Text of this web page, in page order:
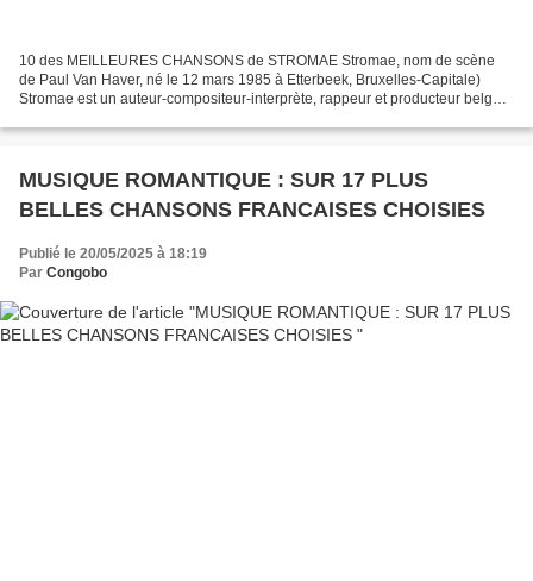
10 des MEILLEURES CHANSONS de STROMAE Stromae, nom de scène
de Paul Van Haver, né le 12 mars 1985 à Etterbeek, Bruxelles-Capitale)
Stromae est un auteur-compositeur-interprète, rappeur et producteur belge.
MUSIQUE ROMANTIQUE : SUR 17 PLUS
BELLES CHANSONS FRANCAISES CHOISIES
Publié le 20/05/2025 à 18:19
Par Congobo